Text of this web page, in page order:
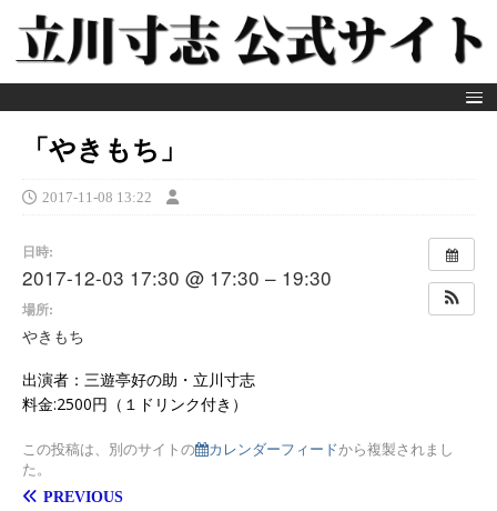
「やきもち」
2017-11-08 13:22
日時:
2017-12-03 17:30 @ 17:30 – 19:30
場所:
やきもち
出演者：三遊亭好の助・立川寸志
料金:2500円（１ドリンク付き）
この投稿は、別のサイトの カレンダーフィードから複製されまし
た。
PREVIOUS